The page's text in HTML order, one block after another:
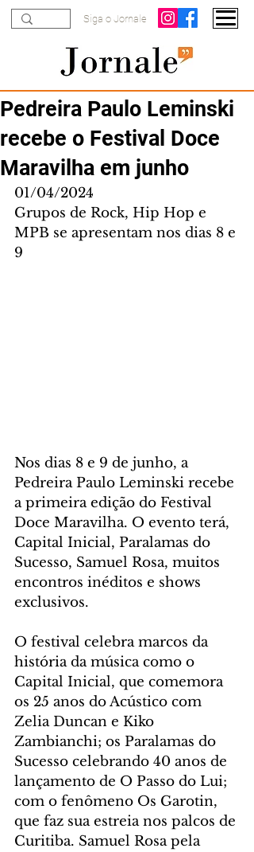
Siga o Jornale
Pedreira Paulo Leminski
recebe o Festival Doce
Maravilha em junho
01/04/2024
Grupos de Rock, Hip Hop e
MPB se apresentam nos dias 8 e
9
Nos dias 8 e 9 de junho, a
Pedreira Paulo Leminski recebe
a primeira edição do Festival
Doce Maravilha. O evento terá,
Capital Inicial, Paralamas do
Sucesso, Samuel Rosa, muitos
encontros inéditos e shows
exclusivos.
O festival celebra marcos da
história da música como o
Capital Inicial, que comemora
os 25 anos do Acústico com
Zelia Duncan e Kiko
Zambianchi; os Paralamas do
Sucesso celebrando 40 anos de
lançamento de O Passo do Lui;
com o fenômeno Os Garotin,
que faz sua estreia nos palcos de
Curitiba. Samuel Rosa pela